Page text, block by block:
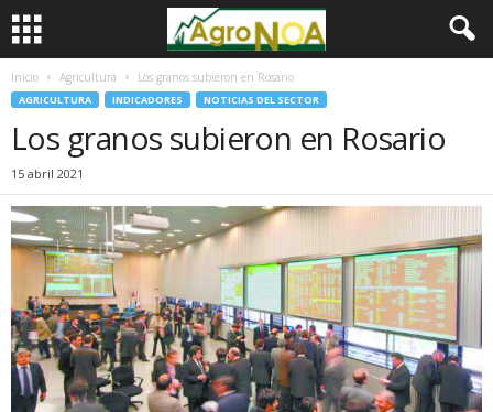
Inicio Agricultura Los granos subieron en Rosario
AGRICULTURA INDICADORES NOTICIAS DEL SECTOR
Los granos subieron en Rosario
15 abril 2021